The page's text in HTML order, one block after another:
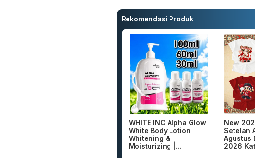
Rekomendasi Produk
WHITE INC Alpha Glow
White Body Lotion
Whitening &
Moisturizing |...
New
Setelan
Agustus
2026